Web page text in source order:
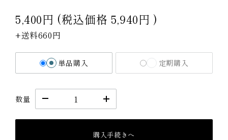
5,400円 (税込価格 5,940円 )
+送料660円
単品購入 定期購入
数量
購入手続きへ